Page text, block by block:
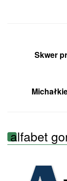
Skwer
alfabet